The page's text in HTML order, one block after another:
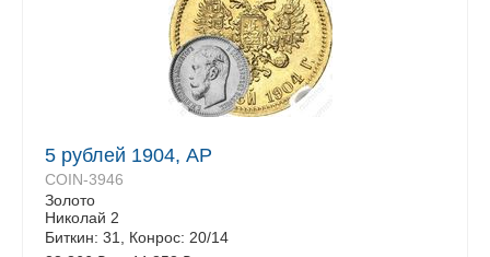
5 рублей 1904, АР
COIN-3946
Золото
Николай 2
Биткин: 31, Конрос: 20/14